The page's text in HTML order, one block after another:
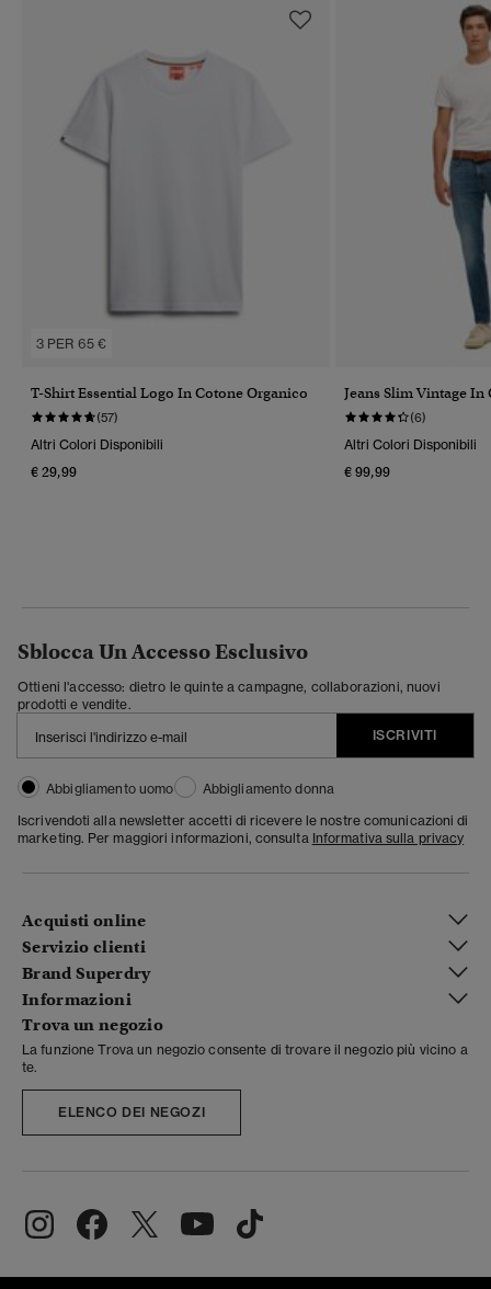
3 PER 65 €
T-Shirt Essential Logo In Cotone Organico
(57)
Altri Colori Disponibili
€ 29,99
Jeans Slim Vintage
(6)
Altri Colori Disponibili
€ 99,99
Sblocca Un Accesso Esclusivo
Ottieni l'accesso: dietro le quinte a campagne, collaborazioni, nuovi
prodotti e vendite.
ISCRIVITI
Abbigliamento uomo
Abbigliamento donna
Iscrivendoti alla newsletter accetti di ricevere le nostre comunicazioni di
marketing. Per maggiori informazioni, consulta Informativa sulla privacy
Acquisti online
Servizio clienti
Brand Superdry
Informazioni
Trova un negozio
La funzione Trova un negozio consente di trovare il negozio più vicino a
te.
ELENCO DEI NEGOZI